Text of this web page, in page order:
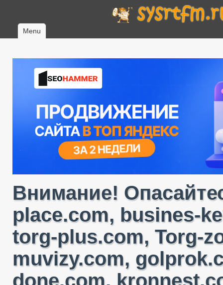
Menu
Внимание!
place.com, busines-
torg-plus.com, Torg-
muvizy.com,
done.com,